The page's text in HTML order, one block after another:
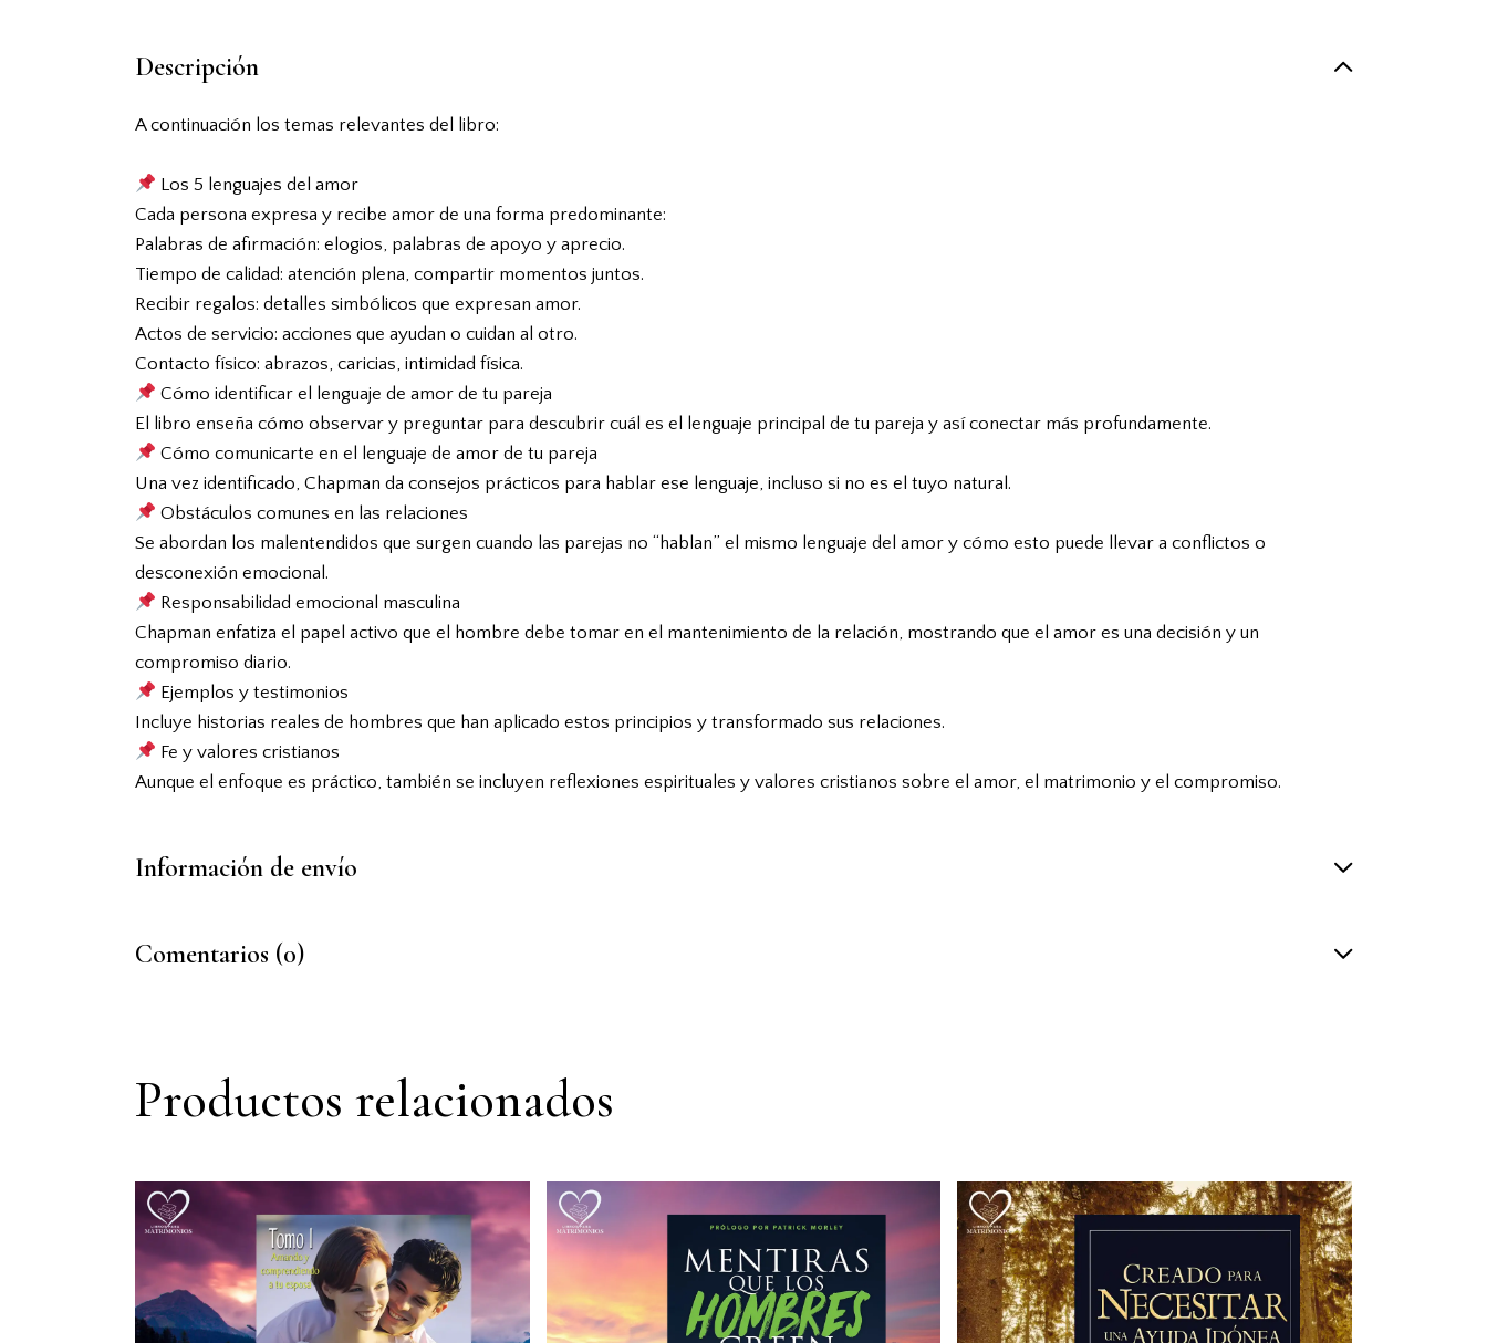
Descripción
A continuación los temas relevantes del libro:
Los 5 lenguajes del amor
Cada persona expresa y recibe amor de una forma predominante:
Palabras de afirmación: elogios, palabras de apoyo y aprecio.
Tiempo de calidad: atención plena, compartir momentos juntos.
Recibir regalos: detalles simbólicos que expresan amor.
Actos de servicio: acciones que ayudan o cuidan al otro.
Contacto físico: abrazos, caricias, intimidad física.
Cómo identificar el lenguaje de amor de tu pareja
El libro enseña cómo observar y preguntar para descubrir cuál es el lenguaje principal de tu pareja y así conectar más profundamente.
Cómo comunicarte en el lenguaje de amor de tu pareja
Una vez identificado, Chapman da consejos prácticos para hablar ese lenguaje, incluso si no es el tuyo natural.
Obstáculos comunes en las relaciones
Se abordan los malentendidos que surgen cuando las parejas no “hablan” el mismo lenguaje del amor y cómo esto puede llevar a conflictos o
desconexión emocional.
Responsabilidad emocional masculina
Chapman enfatiza el papel activo que el hombre debe tomar en el mantenimiento de la relación, mostrando que el amor es una decisión y un
compromiso diario.
Ejemplos y testimonios
Incluye historias reales de hombres que han aplicado estos principios y transformado sus relaciones.
Fe y valores cristianos
Aunque el enfoque es práctico, también se incluyen reflexiones espirituales y valores cristianos sobre el amor, el matrimonio y el compromiso.
Información de envío
Comentarios (0)
Productos relacionados